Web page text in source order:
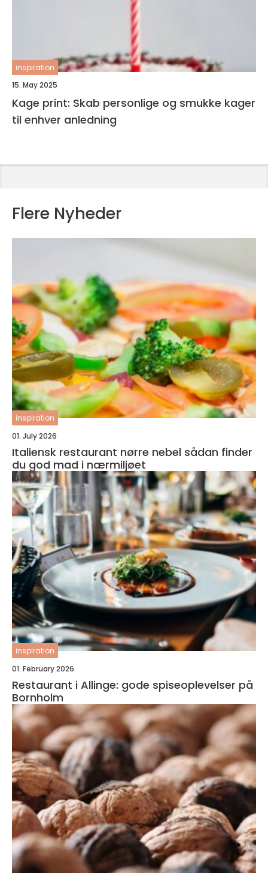
inspiration
15. May 2025
Kage print: Skab personlige og smukke kager
til enhver anledning
Flere Nyheder
inspiration
01. July 2026
Italiensk restaurant nørre nebel sådan finder
du god mad i nærmiljøet
inspiration
01. February 2026
Restaurant i Allinge: gode spiseoplevelser på
Bornholm